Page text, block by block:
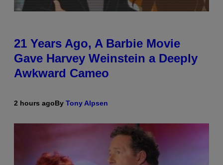
21 Years Ago, A Barbie Movie
Gave Harvey Weinstein a Deeply
Awkward Cameo
2 hours agoBy Tony Alpsen